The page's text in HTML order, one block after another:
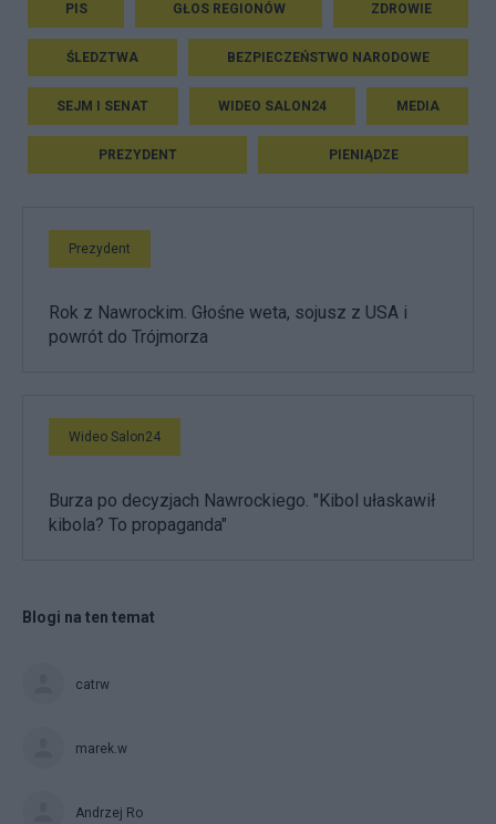
PIS GŁOS REGIONÓW ZDROWIE
ŚLEDZTWA BEZPIECZEŃSTWO NARODOWE
SEJM I SENAT WIDEO SALON24 MEDIA
PREZYDENT PIENIĄDZE
Prezydent
Rok z Nawrockim. Głośne weta, sojusz z USA i
powrót do Trójmorza
Wideo Salon24
Burza po decyzjach Nawrockiego. "Kibol ułaskawił
kibola? To propaganda"
Blogi na ten temat
catrw
marek.w
Andrzej Ro